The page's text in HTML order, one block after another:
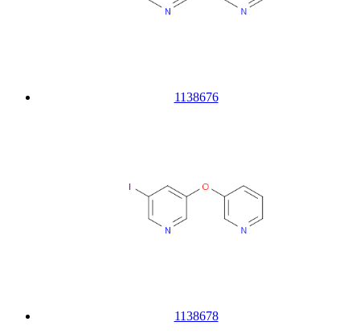
1138676
1138678